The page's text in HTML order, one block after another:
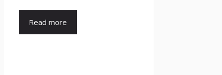
Read more